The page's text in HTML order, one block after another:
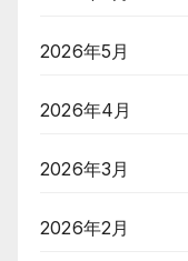
2026年5月
2026年4月
2026年3月
2026年2月